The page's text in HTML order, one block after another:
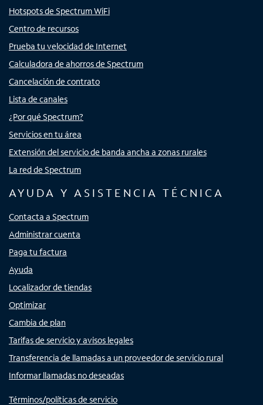
Hotspots de Spectrum WiFi
Centro de recursos
Prueba tu velocidad de Internet
Calculadora de ahorros de Spectrum
Cancelación de contrato
Lista de canales
¿Por qué Spectrum?
Servicios en tu área
Extensión del servicio de banda ancha a zonas rurales
La red de Spectrum
AYUDA Y ASISTENCIA TÉCNICA
Contacta a Spectrum
Administrar cuenta
Paga tu factura
Ayuda
Localizador de tiendas
Optimizar
Cambia de plan
Tarifas de servicio y avisos legales
Transferencia de llamadas a un proveedor de servicio rural
Informar llamadas no deseadas
Términos/políticas de servicio